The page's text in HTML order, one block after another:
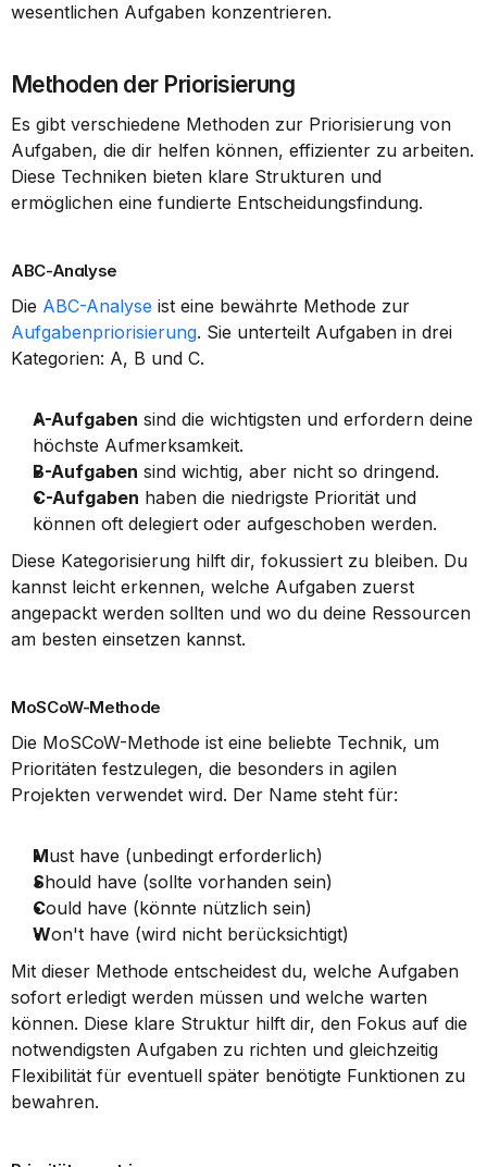
wesentlichen Aufgaben konzentrieren.
Methoden der Priorisierung
Es gibt verschiedene Methoden zur Priorisierung von
Aufgaben, die dir helfen können, effizienter zu arbeiten.
Diese Techniken bieten klare Strukturen und
ermöglichen eine fundierte Entscheidungsfindung.
ABC-Analyse
Die ABC-Analyse
Aufgabenpriorisierung. Sie unterteilt Aufgaben in drei
Kategorien: A, B und C.
A-Aufgaben sind die wichtigsten und erfordern deine
höchste Aufmerksamkeit.
B-Aufgaben sind wichtig, aber nicht so dringend.
C-Aufgaben haben die niedrigste Priorität und
können oft delegiert oder aufgeschoben werden.
Diese Kategorisierung hilft dir, fokussiert zu bleiben. Du
kannst leicht erkennen, welche Aufgaben zuerst
angepackt werden sollten und wo du deine Ressourcen
am besten einsetzen kannst.
MoSCoW-Methode
Die MoSCoW-Methode ist eine beliebte Technik, um
Prioritäten festzulegen, die besonders in agilen
Projekten verwendet wird. Der Name steht für:
Must have (unbedingt erforderlich)
Should have (sollte vorhanden sein)
Could have (könnte nützlich sein)
Won't have (wird nicht berücksichtigt)
Mit dieser Methode entscheidest du, welche Aufgaben
sofort erledigt werden müssen und welche warten
können. Diese klare Struktur hilft dir, den Fokus auf die
notwendigsten Aufgaben zu richten und gleichzeitig
Flexibilität für eventuell später benötigte Funktionen zu
bewahren.